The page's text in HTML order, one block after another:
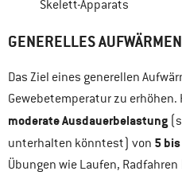
Skelett-Apparats
GENERELLES AUFWÄRMEN
Das Ziel eines generellen
Gewebetemperatur zu
moderate Ausdauerbelastung
unterhalten könntest) von 5
Übungen wie Laufen,